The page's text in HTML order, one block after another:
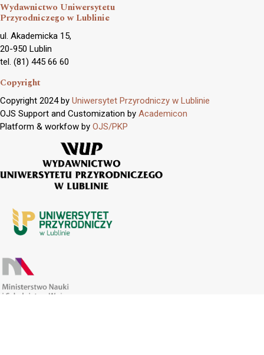
Wydawnictwo Uniwersytetu
Przyrodniczego w Lublinie
ul. Akademicka 15,
20-950 Lublin
tel. (81) 445 66 60
Copyright
Copyright 2024 by Uniwersytet Przyrodniczy w Lublinie
OJS Support and Customization by Academicon
Platform & workfow by OJS/PKP